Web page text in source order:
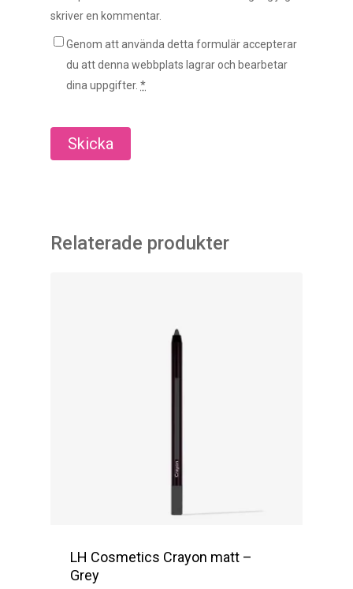
skriver en kommentar.
Genom att använda detta formulär accepterar
du att denna webbplats lagrar och bearbetar
dina uppgifter. *
Relaterade produkter
LH Cosmetics Crayon matt –
Grey